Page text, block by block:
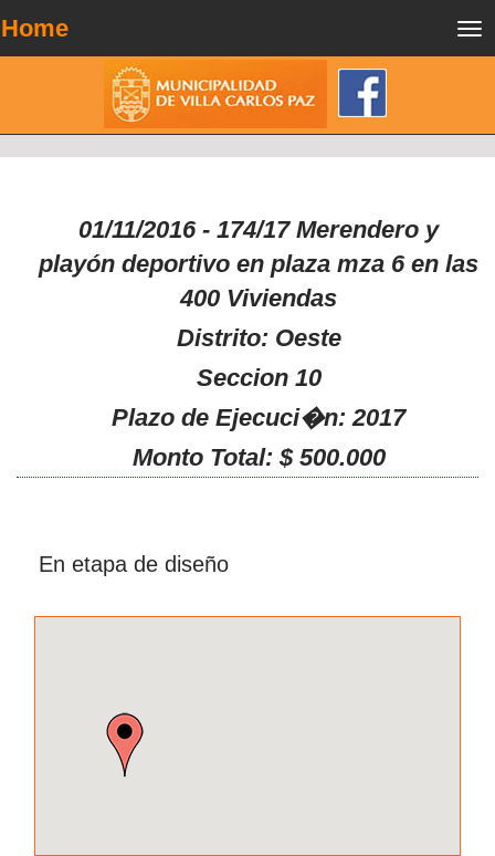
Home
01/11/2016 - 174/17 Merendero y
playón deportivo en plaza mza 6 en las
400 Viviendas
Distrito: Oeste
Seccion 10
Plazo de Ejecuci�n: 2017
Monto Total: $ 500.000
En etapa de diseño